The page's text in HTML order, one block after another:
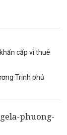
cấp vì thuê
Trinh phủ